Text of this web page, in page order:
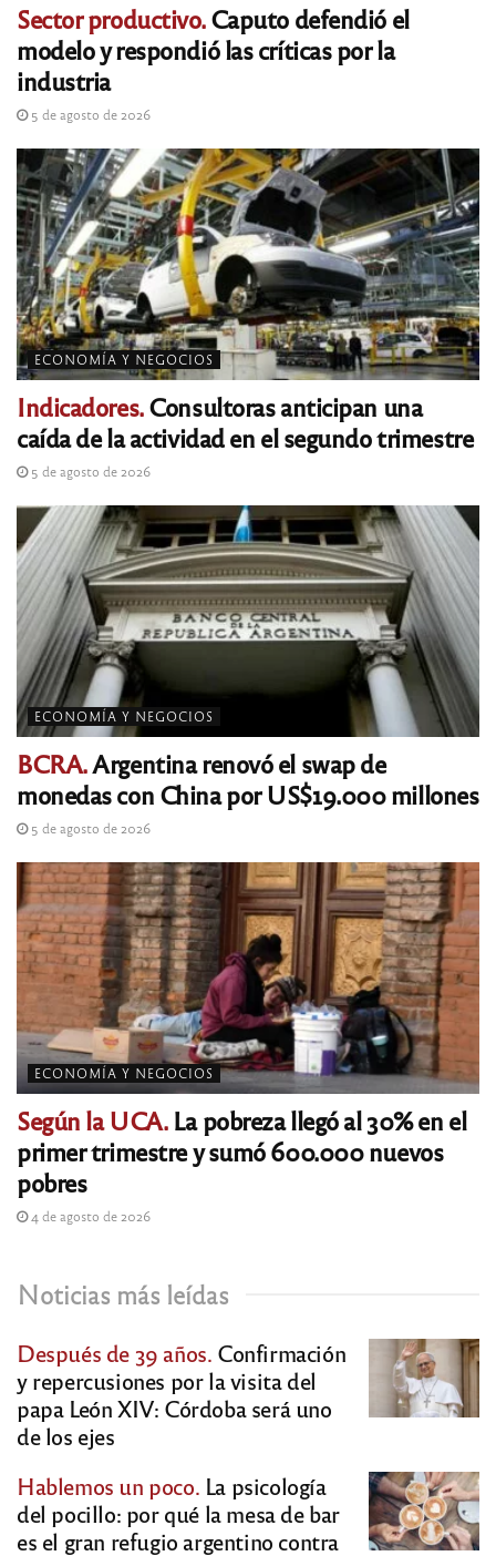
Sector productivo.Caputo defendió el
modelo y respondió las críticas por la
industria
5 de agosto de 2026
ECONOMÍA Y NEGOCIOS
Indicadores.Consultoras anticipan una
caída de la actividad en el segundo trimestre
5 de agosto de 2026
ECONOMÍA Y NEGOCIOS
BCRA.Argentina renovó el swap de
monedas con China por US$19.000 millones
5 de agosto de 2026
ECONOMÍA Y NEGOCIOS
Según la UCA.La pobreza llegó al 30% en el
primer trimestre y sumó 600.000 nuevos
pobres
4 de agosto de 2026
Noticias más leídas
Después de 39 años. Confirmación
y repercusiones por la visita del
papa León XIV: Córdoba será uno
de los ejes
Hablemos un poco. La psicología
del pocillo: por qué la mesa de bar
es el gran refugio argentino contra